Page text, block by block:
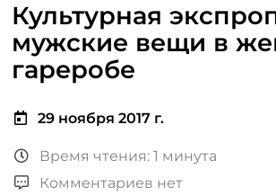
Культурная
мужские вещи в
гареробе
29 ноября 2017 г.
Время чтения: 1 минута
Комментариев нет